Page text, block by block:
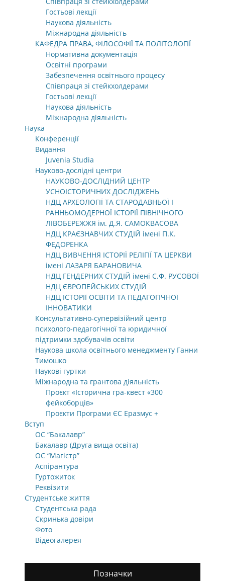
Гостьові лекції
Наукова діяльність
Міжнародна діяльність
КАФЕДРА ПРАВА, ФІЛОСОФІЇ ТА ПОЛІТОЛОГІЇ
Нормативна документація
Освітні програми
Забезпечення освітнього процесу
Співпраця зі стейкхолдерами
Гостьові лекції
Наукова діяльність
Міжнародна діяльність
Наука
Конференції
Видання
Juvenia Studia
Науково-дослідні центри
НАУКОВО-ДОСЛІДНИЙ ЦЕНТР
УСНОІСТОРИЧНИХ ДОСЛІДЖЕНЬ
НДЦ АРХЕОЛОГІЇ ТА СТАРОДАВНЬОЇ І
РАННЬОМОДЕРНОЇ ІСТОРІЇ ПІВНІЧНОГО
ЛІВОБЕРЕЖЖЯ ім. Д.Я. САМОКВАСОВА
НДЦ КРАЄЗНАВЧИХ СТУДІЙ імені П.К.
ФЕДОРЕНКА
НДЦ ВИВЧЕННЯ ІСТОРІЇ РЕЛІГІЇ ТА ЦЕРКВИ
імені ЛАЗАРЯ БАРАНОВИЧА
НДЦ ГЕНДЕРНИХ СТУДІЙ імені С.Ф. РУСОВОЇ
НДЦ ЄВРОПЕЙСЬКИХ СТУДІЙ
НДЦ ІСТОРІЇ ОСВІТИ ТА ПЕДАГОГІЧНОЇ
ІННОВАТИКИ
Консультативно-супервізійний центр
психолого-педагогічної та юридичної
підтримки здобувачів освіти
Наукова школа освітнього менеджменту Ганни
Тимошко
Наукові гуртки
Міжнародна та грантова діяльність
Проєкт «Історична гра-квест «300
фейкоборців»
Проєкти Програми ЄС Еразмус +
Вступ
ОС “Бакалавр”
Бакалавр (Друга вища освіта)
ОС “Магістр”
Аспірантура
Гуртожиток
Реквізити
Студентське життя
Студентська рада
Скринька довіри
Фото
Відеогалерея
Позначки